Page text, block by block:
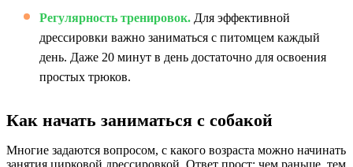
Регулярность тренировок. Для эффективной
дрессировки важно заниматься с питомцем каждый
день. Даже 20 минут в день достаточно для освоения
простых трюков.
Как начать заниматься с собакой
Многие задаются вопросом, с какого возраста можно начинать
занятия цирковой дрессировкой. Ответ прост: чем раньше, тем